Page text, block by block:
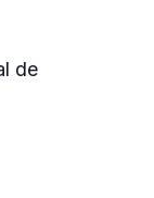
de